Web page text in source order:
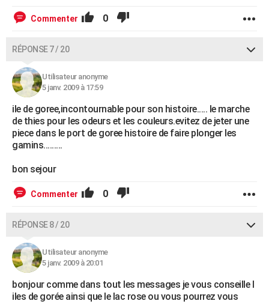
Commenter 0
RÉPONSE 7 / 20
Utilisateur anonyme
5 janv. 2009 à 17:59
ile de goree,incontournable pour son histoire..... le marche
de thies pour les odeurs et les couleurs.evitez de jeter une
piece dans le port de goree histoire de faire plonger les
gamins.........
bon sejour
Commenter 0
RÉPONSE 8 / 20
Utilisateur anonyme
5 janv. 2009 à 20:01
bonjour comme dans tout les messages je vous conseille l
iles de gorée ainsi que le lac rose ou vous pourrez vous